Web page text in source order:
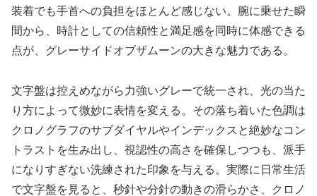
装着でも手首への負担をほとんど感じない。腕に乗せた瞬
間から、時計としての信頼性と満足感を同時に体感できる
点が、グレーサイドオブザムーンの大きな魅力である。
文字盤は控えめながら力強いグレーで統一され、光の当た
り方によって微妙に表情を変える。その落ち着いた色調は
クロノグラフのサブダイヤルやインデックスと絶妙なコン
トラストを生み出し、視認性の高さを確保しつつも、派手
になりすぎない洗練された印象を与える。実際に日常生活
で文字盤を見ると、秒針や分針の動きの滑らかさ、クロノ